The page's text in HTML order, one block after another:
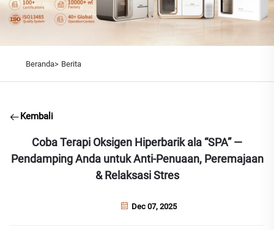
Beranda> Berita
Kembali
Coba Terapi Oksigen Hiperbarik ala “SPA” —
Pendamping Anda untuk Anti-Penuaan, Peremajaan
& Relaksasi Stres
Dec 07, 2025